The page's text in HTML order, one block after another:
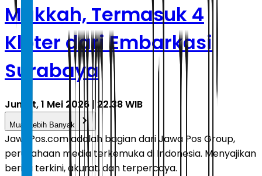
Makkah, Termasuk 4
Kloter dari Embarkasi
Surabaya
Jumat, 1 Mei 2026 | 22.38 WIB
Muat Lebih Banyak
JawaPos.com adalah bagian dari Jawa Pos Group,
perusahaan media terkemuka di Indonesia. Menyajikan
berita terkini, akurat, dan terpercaya.